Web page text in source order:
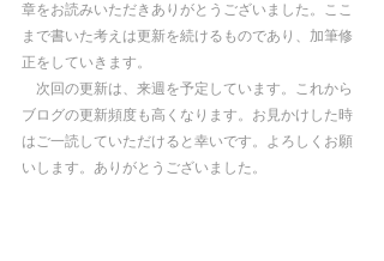
章をお読みいただきありがとうございました。ここ
まで書いた考えは更新を続けるものであり、加筆修
正をしていきます。
次回の更新は、来週を予定しています。これから
ブログの更新頻度も高くなります。お見かけした時
はご一読していただけると幸いです。よろしくお願
いします。ありがとうございました。